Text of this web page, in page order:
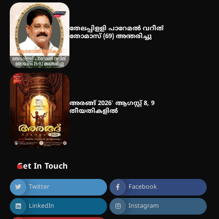
തേലപ്പിളളി പാറേമൽ വറീത്
തോമാസ് (69) അന്തരിച്ചു
അരങ്ങ് 2026′ ആഗസ്റ്റ് 8, 9
തീയതികളിൽ
Get In Touch
Twitter Facebook
LinkedIn Instagram